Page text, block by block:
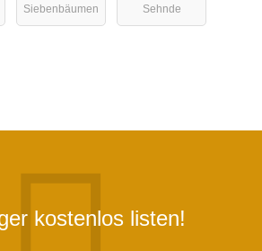
Siebenbäumen
Sehnde
kostenlos listen!